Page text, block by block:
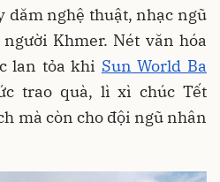
dăm nghệ thuật, nhạc ngũ
Khmer. Nét văn hóa
lan tỏa khi Sun World Ba
trao quà, lì xì chúc Tết
mà còn cho đội ngũ nhân